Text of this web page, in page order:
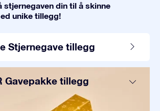
stjernegaven din til å skinne
unike tillegg!
Stjernegave tillegg
Gavepakke tillegg